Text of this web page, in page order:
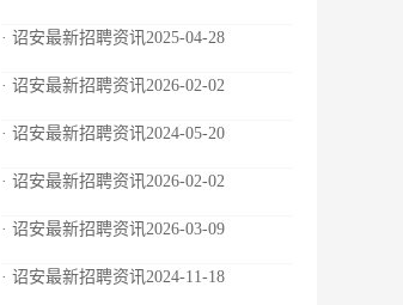
· 诏安最新招聘资讯2025-04-28
· 诏安最新招聘资讯2026-02-02
· 诏安最新招聘资讯2024-05-20
· 诏安最新招聘资讯2026-02-02
· 诏安最新招聘资讯2026-03-09
· 诏安最新招聘资讯2024-11-18